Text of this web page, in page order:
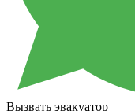
Вызвать эвакуатор